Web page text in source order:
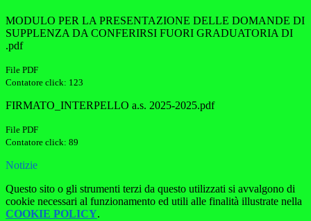
MODULO PER LA PRESENTAZIONE DELLE DOMANDE DI
SUPPLENZA DA CONFERIRSI FUORI GRADUATORIA DI
.pdf
File PDF
Contatore click: 123
FIRMATO_INTERPELLO a.s. 2025-2025.pdf
File PDF
Contatore click: 89
Notizie
Questo sito o gli strumenti terzi da questo utilizzati si avvalgono di
cookie necessari al funzionamento ed utili alle finalità illustrate nella
COOKIE POLICY.